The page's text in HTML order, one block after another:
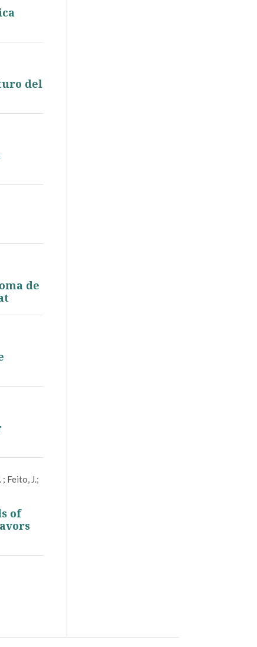
del
de
Feito, J.;
of